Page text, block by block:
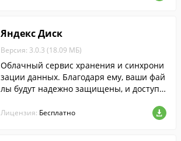
Яндекс Диск
Версия: 3.0.3 (18.09 МБ)
Облачный сервис хранения и синхрони
зации данных. Благодаря ему, ваши фай
лы будут надежно защищены, и доступн
ного устройства.
Лицензия: Бесплатно